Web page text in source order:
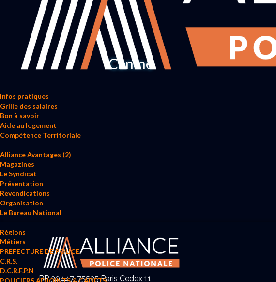
Infos pratiques
Grille des salaires
Bon à savoir
Aide au logement
Compétence Territoriale
Alliance Avantages (2)
Magazines
Le Syndicat
Présentation
Revendications
Organisation
Le Bureau National
Régions
Métiers
PREFECTURE DE POLICE
C.R.S.
D.C.R.F.P.N
Canine
BP 30447, 75525 Paris Cedex 11